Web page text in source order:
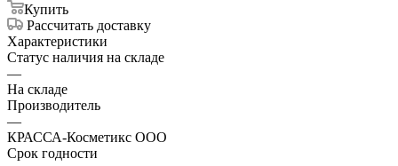
Купить
Рассчитать доставку
Характеристики
Статус наличия на складе
—
На складе
Производитель
—
КРАССА-Косметикс ООО
Срок годности